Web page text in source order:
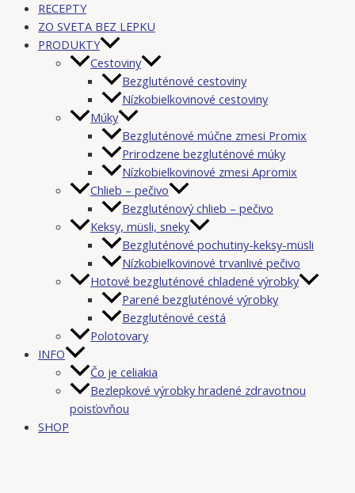
RECEPTY
ZO SVETA BEZ LEPKU
PRODUKTY
Cestoviny
Bezgluténové cestoviny
Nízkobielkovinové cestoviny
Múky
Bezgluténové múčne zmesi Promix
Prirodzene bezgluténové múky
Nízkobielkovinové zmesi Apromix
Chlieb – pečivo
Bezgluténový chlieb – pečivo
Keksy, müsli, sneky
Bezgluténové pochutiny-keksy-müsli
Nízkobielkovinové trvanlivé pečivo
Hotové bezgluténové chladené výrobky
Parené bezgluténové výrobky
Bezgluténové cestá
Polotovary
INFO
Čo je celiakia
Bezlepkové výrobky hradené zdravotnou
poisťovňou
SHOP